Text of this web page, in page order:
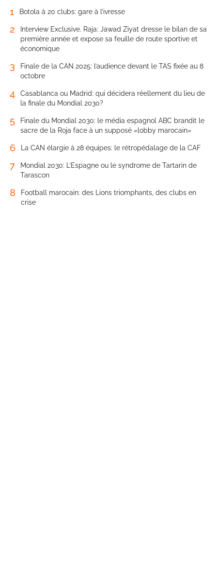
1 Botola à 20 clubs: gare à l’ivresse
2
Interview Exclusive. Raja: Jawad Ziyat dresse le bilan de sa
première année et expose sa feuille de route sportive et
économique
3
Finale de la CAN 2025: l’audience devant le TAS fixée au 8
octobre
4
Casablanca ou Madrid: qui décidera réellement du lieu de
la finale du Mondial 2030?
5
Finale du Mondial 2030: le média espagnol ABC brandit le
sacre de la Roja face à un supposé «lobby marocain»
6 La CAN élargie à 28 équipes: le rétropédalage de la CAF
7
Mondial 2030: L’Espagne ou le syndrome de Tartarin de
Tarascon
8
Football marocain: des Lions triomphants, des clubs en
crise